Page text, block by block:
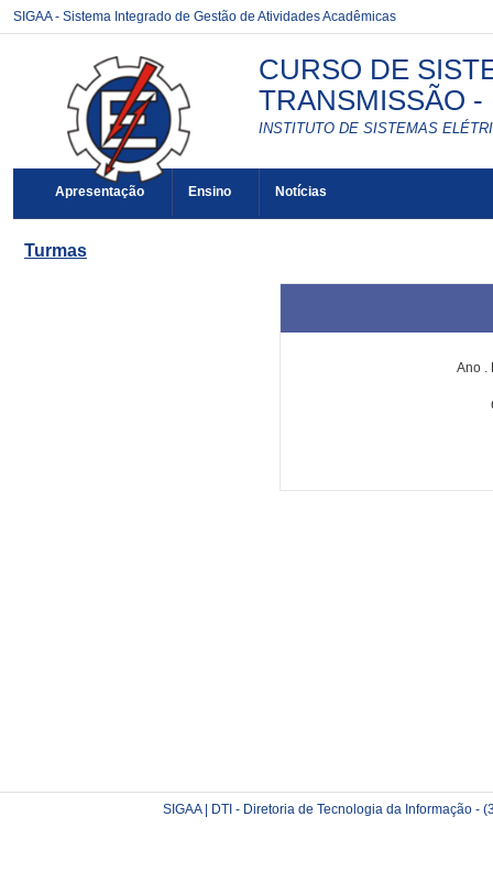
SIGAA - Sistema Integrado de Gestão de Atividades Acadêmicas
CURSO DE
TRANSMISSÃO -
INSTITUTO DE SISTEMAS
Apresentação Ensino Notícias
Turmas
Ano .
SIGAA | DTI - Diretoria de Tecnologia da Informação